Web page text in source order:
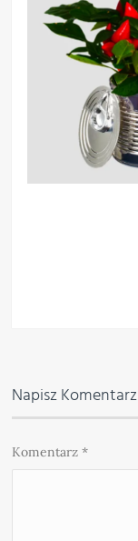
Napisz Komentarz
Komentarz*